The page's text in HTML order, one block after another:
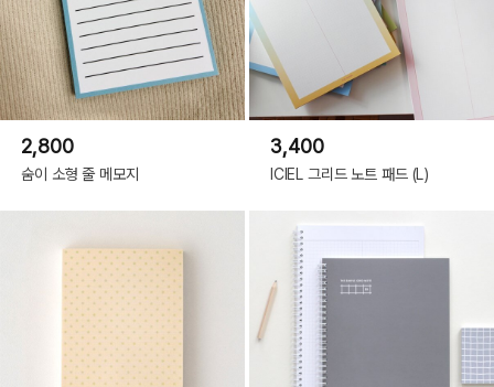
2,800
숨이 소형 줄 메모지
3,400
ICIEL 그리드 노트 패드 (L)